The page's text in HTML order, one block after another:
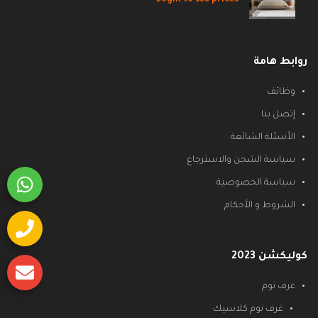
روابط هامة
وظائف
إتصل بنا
الأسئلة الشائعة
سياسة الشحن والاسترجاع
سياسة الخصوصية
الشروط و الأحكام
كوليكشن 2023
غرف نوم
غرف نوم كلاسيك